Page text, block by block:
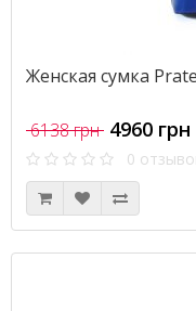
Женская сумка
6138 грн 4960 грн
0